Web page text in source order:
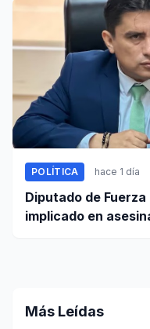
POLÍTICA hace 1 día
Diputado de
implicado en
Más Leídas